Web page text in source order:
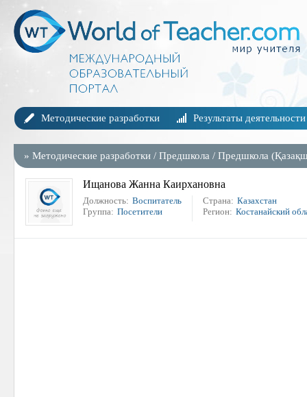
Методические разработки Результаты деятельности
» Методические разработки / Предшкола / Предшкола
Ищанова Жанна Каирхановна
Должность: Воспитатель
Группа: Посетители
Страна: Казахстан
Регион: Костанайский